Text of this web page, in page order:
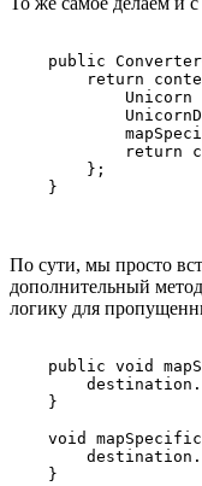
public
return
Unicorn
return
        };
    }
По сути, мы просто
дополнительный
логику для
public void
    }
void
    }